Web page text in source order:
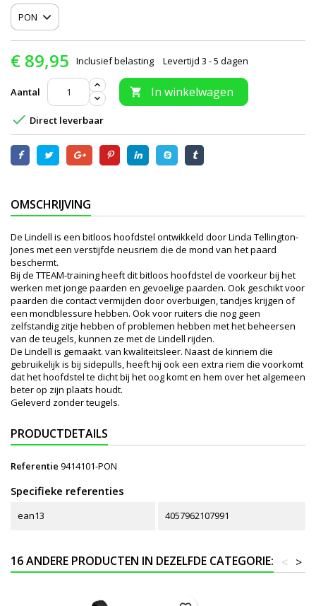
€ 89,95 Inclusief belasting Levertijd 3 - 5 dagen
Aantal  In winkelwagen
 Direct leverbaar
OMSCHRIJVING
De Lindell is een bitloos hoofdstel ontwikkeld door Linda Tellington-
Jones met een verstijfde neusriem die de mond van het paard
beschermt.
Bij de TTEAM-training heeft dit bitloos hoofdstel de voorkeur bij het
werken met jonge paarden en gevoelige paarden. Ook geschikt voor
paarden die contact vermijden door overbuigen, tandjes krijgen of
een mondblessure hebben. Ook voor ruiters die nog geen
zelfstandig zitje hebben of problemen hebben met het beheersen
van de teugels, kunnen ze met de Lindell rijden.
De Lindell is gemaakt. van kwaliteitsleer. Naast de kinriem die
gebruikelijk is bij sidepulls, heeft hij ook een extra riem die voorkomt
dat het hoofdstel te dicht bij het oog komt en hem over het algemeen
beter op zijn plaats houdt.
Geleverd zonder teugels.
PRODUCTDETAILS
Referentie 9414101-PON
Specifieke referenties
ean13 4057962107991
16 ANDERE PRODUCTEN IN DEZELFDE CATEGORIE: >
<